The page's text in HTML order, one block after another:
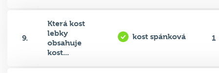
9.
Která kost
lebky
obsahuje
kost...
kost spánková 1